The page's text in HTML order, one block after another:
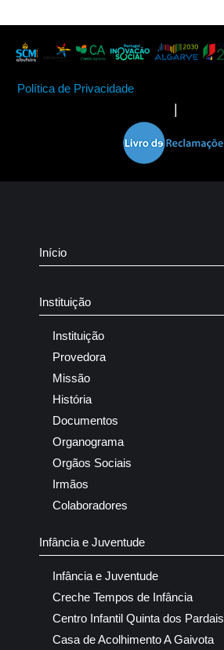
Política de Privacidade
|
Início
Instituição
Instituição
Provedora
Missão
História
Documentos
Organograma
Orgãos Sociais
Irmãos
Colaboradores
Infância e Juventude
Infância e Juventude
Creche Tempos de Infância
Centro Infantil Quinta dos Pardais
Casa de Acolhimento A Gaivota